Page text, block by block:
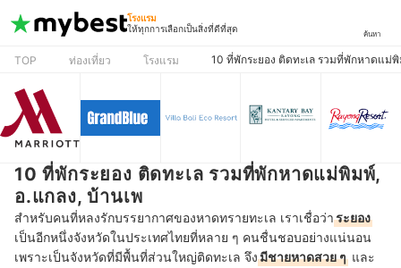
โรงแรม
ให้ทุกการเลือกเป็นสิ่งที่ดีที่สุด
ค้นหา
TOP ท่องเที่ยว โรงแรม 10 ที่พักระยอง ติดทะเล รวมที่พักหาดแม่
10 ที่พักระยอง ติดทะเล รวมที่พักหาดแม่พิมพ์,
อ.แกลง, บ้านเพ
สำหรับคนที่หลงรักบรรยากาศของหาดทรายทะเล เราเชื่อว่าระยอง
เป็นอีกหนึ่งจังหวัดในประเทศไทยที่หลาย ๆ คนชื่นชอบอย่างแน่นอน
เพราะเป็นจังหวัดที่มีพื้นที่ส่วนใหญ่ติดทะเล จึงมีชายหาดสวย ๆ และ